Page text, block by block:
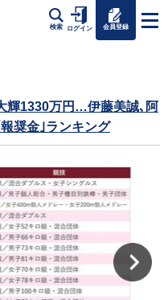
検索 ログイン 会員登録
輝1330万円…伊藤美誠､阿
奨金｣ランキング